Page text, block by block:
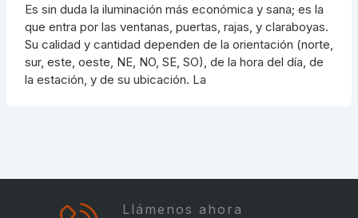
Es sin duda la iluminación más económica y sana; es la
que entra por las ventanas, puertas, rajas, y claraboyas.
Su calidad y cantidad dependen de la orientación (norte,
sur, este, oeste, NE, NO, SE, SO), de la hora del día, de
la estación, y de su ubicación. La
Llámenos ahora